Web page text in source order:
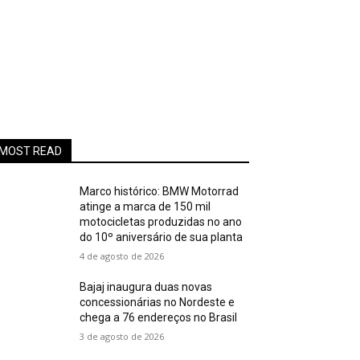
MOST READ
Marco histórico: BMW Motorrad
atinge a marca de 150 mil
motocicletas produzidas no ano
do 10º aniversário de sua planta
4 de agosto de 2026
Bajaj inaugura duas novas
concessionárias no Nordeste e
chega a 76 endereços no Brasil
3 de agosto de 2026